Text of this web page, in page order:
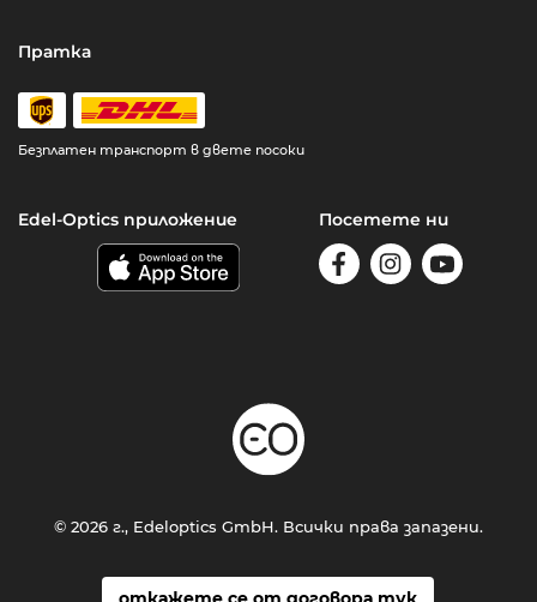
Пратка
Безплатен транспорт в двете посоки
Edel-Optics приложение Посетете ни
© 2026 г., Edeloptics GmbH. Всички права запазени.